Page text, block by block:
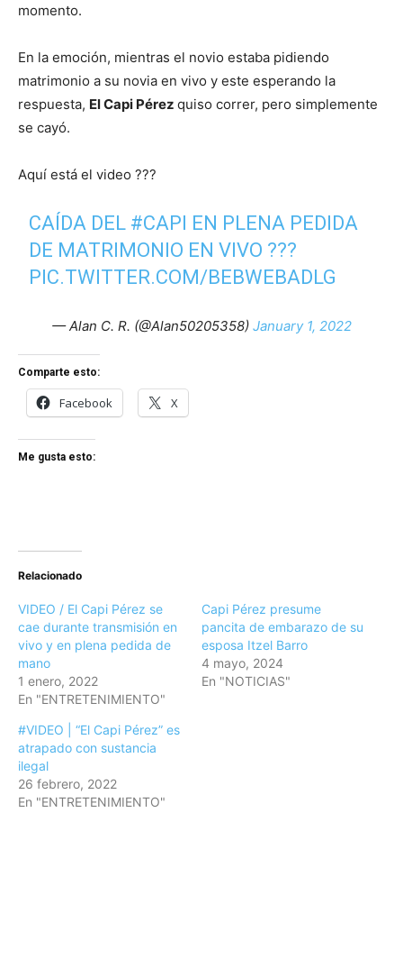
momento.
En la emoción, mientras el novio estaba pidiendo
matrimonio a su novia en vivo y este esperando la
respuesta, El Capi Pérez quiso correr, pero simplemente
se cayó.
Aquí está el video ???
CAÍDA DEL #CAPI EN PLENA PEDIDA
DE MATRIMONIO EN VIVO ???
PIC.TWITTER.COM/BEBWEBADLG
— Alan C. R. (@Alan50205358) January 1, 2022
Comparte esto:
Facebook X
Me gusta esto:
Relacionado
VIDEO / El Capi Pérez se
cae durante transmisión en
vivo y en plena pedida de
mano
1 enero, 2022
En "ENTRETENIMIENTO"
Capi Pérez presume
pancita de embarazo de su
esposa Itzel Barro
4 mayo, 2024
En "NOTICIAS"
#VIDEO | “El Capi Pérez” es
atrapado con sustancia
ilegal
26 febrero, 2022
En "ENTRETENIMIENTO"